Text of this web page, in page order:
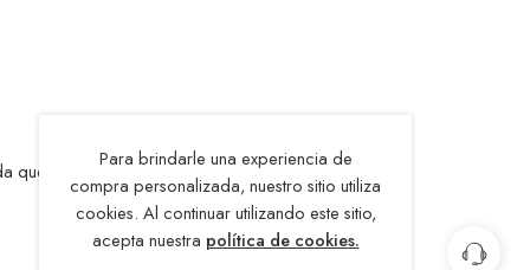
que refleja el carácter y estilo gatuno.
Para brindarle una experiencia de
compra personalizada, nuestro sitio utiliza
cookies. Al continuar utilizando este sitio,
acepta nuestra política de cookies.